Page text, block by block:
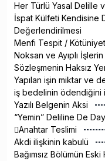
Her Türlü Yasal Delille
İspat Külfeti Kendisine
Değerlendirilmesi
Menfi Tespit / Kötüniyet
Noksan ve Ayıplı İşlerin
Sözleşmenin Haksız
Yapılan işin miktar ve
iş bedelinin ödendiğini
Yazılı Belgenin Aksi
“Yemin” Deliline De
Anahtar Teslimi
Akdi ilişkinin kabulü
Bağımsız Bölümün